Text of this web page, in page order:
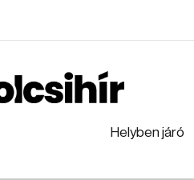
Helyben járó